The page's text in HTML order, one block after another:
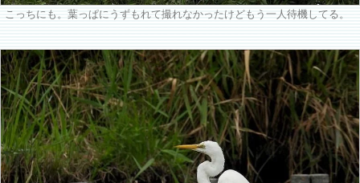
こっちにも。葉っぱにうずもれて撮れなかったけどもう一人待機してる。